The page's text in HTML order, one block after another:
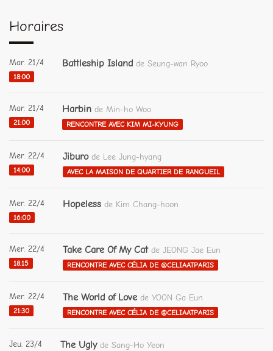
Horaires
Mar. 21/4
18:00
Battleship Island de Seung-wan Ryoo
Mar. 21/4
21:00
Harbin de Min-ho Woo
RENCONTRE AVEC KIM MI-KYUNG
Mer. 22/4
14:00
Jiburo de Lee Jung-hyang
AVEC LA MAISON DE QUARTIER DE RANGUEIL
Mer. 22/4
16:00
Hopeless de Kim Chang-hoon
Mer. 22/4
18:15
Take Care Of My Cat de JEONG Jae Eun
RENCONTRE AVEC CÉLIA DE @CELIAATPARIS
Mer. 22/4
21:30
The World of Love de YOON Ga Eun
RENCONTRE AVEC CÉLIA DE @CELIAATPARIS
Jeu. 23/4 The Ugly de Sang-Ho Yeon